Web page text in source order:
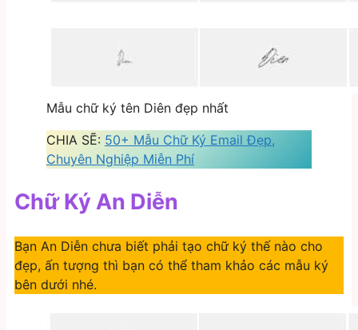
Mẫu chữ ký tên Diên đẹp nhất
CHIA SẼ: 50+ Mẫu Chữ Ký Email Đẹp,
Chuyên Nghiệp Miễn Phí
Chữ Ký An Diễn
Bạn An Diễn chưa biết phải tạo chữ ký thế nào cho
đẹp, ấn tượng thì bạn có thể tham khảo các mẫu ký
bên dưới nhé.